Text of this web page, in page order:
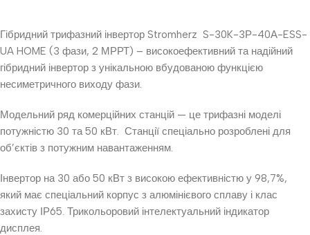
Гібридний трифазний інвертор Stromherz S-30K-3Р-40А-ESS-
UA HOME (3 фази, 2 МРРТ) – високоефективний та надійний
гібридний інвертор з унікальною вбудованою функцією
несиметричного виходу фази.
Модельний ряд комерційних станцій — це трифазні моделі
потужністю 30 та 50 кВт. Станції спеціально розроблені для
об’єктів з потужним навантаженням.
Інвертор на 30 або 50 кВт з високою ефективністю у 98,7%,
який має спеціальний корпус з алюмінієвого сплаву і клас
захисту ІР65. Трикольоровий інтелектуальний індикатор
дисплея.